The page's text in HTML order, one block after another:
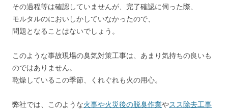
その過程等は確認していませんが、完了確認に伺った際、
モルタルのにおいしかしていなかったので、
問題となることはないでしょう。
このような事故現場の臭気対策工事は、あまり気持ちの良いも
のではありません。
乾燥しているこの季節、くれぐれも火の用心。
弊社では、このような火事や火災後の脱臭作業やスス除去工事